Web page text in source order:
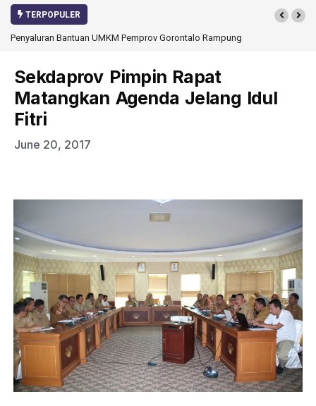
TERPOPULER
Penyaluran Bantuan UMKM Pemprov Gorontalo RampungGorontalo Ikut
Sekdaprov Pimpin Rapat
Matangkan Agenda Jelang Idul
Fitri
June 20, 2017